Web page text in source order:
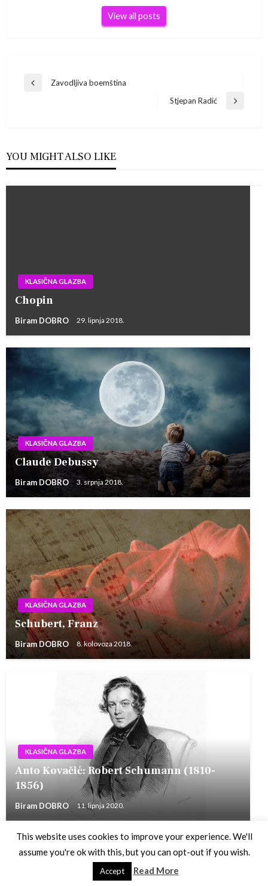
View all posts
Navigacija
Previous
Zavodljiva boemština
Next
Stjepan Radić
YOU MIGHT ALSO LIKE
KLASIČNA GLAZBA
Chopin
Biram DOBRO 29. lipnja 2018.
KLASIČNA GLAZBA
Claude Debussy
Biram DOBRO 3. srpnja 2018.
KLASIČNA GLAZBA
Schubert, Franz
Biram DOBRO 8. kolovoza 2018.
KLASIČNA GLAZBA
Anto Kovačić: Robert Schumann (1810-
1856)
Biram DOBRO 11. lipnja 2020.
Theme by Silk Themes
This website uses cookies to improve your experience. We'll
assume you're ok with this, but you can opt-out if you wish.
Accept Read More